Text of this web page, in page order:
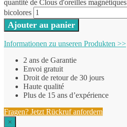
quantité de Clous d'oreilles magnétiques
bicolores
Ajouter au panier
Informationen zu unseren Produkten >>
2 ans de Garantie
Envoi gratuit
Droit de retour de 30 jours
Haute qualité
Plus de 15 ans d’expérience
Fragen? Jetzt Rückruf anfordern
×